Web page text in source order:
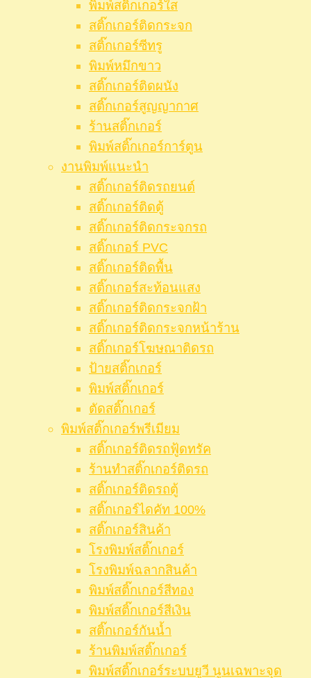
พิมพ์สติ๊กเกอร์ใส
สติ๊กเกอร์ติดกระจก
สติ๊กเกอร์ซีทรู
พิมพ์หมึกขาว
สติ๊กเกอร์ติดผนัง
สติ๊กเกอร์สูญญากาศ
ร้านสติ๊กเกอร์
พิมพ์สติ๊กเกอร์การ์ตูน
งานพิมพ์แนะนำ
สติ๊กเกอร์ติดรถยนต์
สติ๊กเกอร์ติดตู้
สติ๊กเกอร์ติดกระจกรถ
สติ๊กเกอร์ PVC
สติ๊กเกอร์ติดพื้น
สติ๊กเกอร์สะท้อนแสง
สติ๊กเกอร์ติดกระจกฝ้า
สติ๊กเกอร์ติดกระจกหน้าร้าน
สติ๊กเกอร์โฆษณาติดรถ
ป้ายสติ๊กเกอร์
พิมพ์สติ๊กเกอร์
ตัดสติ๊กเกอร์
พิมพ์สติ๊กเกอร์พรีเมียม
สติ๊กเกอร์ติดรถฟู้ดทรัค
ร้านทำสติ๊กเกอร์ติดรถ
สติ๊กเกอร์ติดรถตู้
สติ๊กเกอร์ไดคัท 100%
สติ๊กเกอร์สินค้า
โรงพิมพ์สติ๊กเกอร์
โรงพิมพ์ฉลากสินค้า
พิมพ์สติ๊กเกอร์สีทอง
พิมพ์สติ๊กเกอร์สีเงิน
สติ๊กเกอร์กันน้ำ
ร้านพิมพ์สติ๊กเกอร์
พิมพ์สติ๊กเกอร์ระบบยูวี นูนเฉพาะจุด